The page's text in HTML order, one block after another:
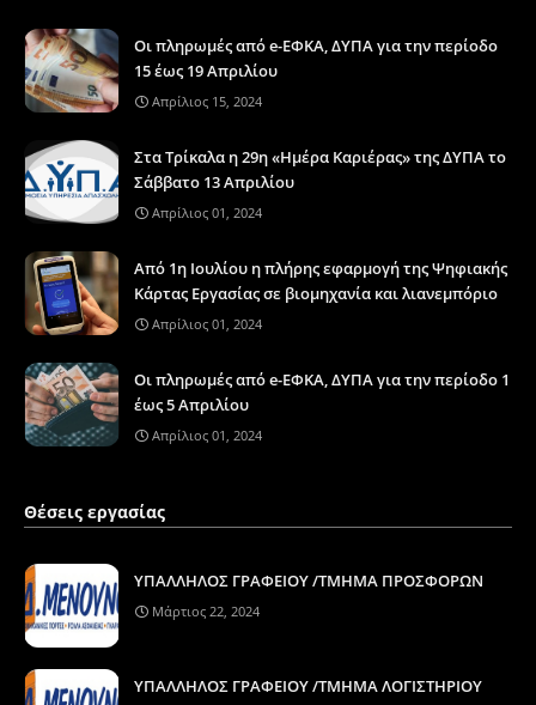
Οι πληρωμές από e-ΕΦΚΑ, ΔΥΠΑ για την περίοδο
15 έως 19 Απριλίου
Απρίλιος 15, 2024
Στα Τρίκαλα η 29η «Ημέρα Καριέρας» της ΔΥΠΑ το
Σάββατο 13 Απριλίου
Απρίλιος 01, 2024
Από 1η Ιουλίου η πλήρης εφαρμογή της Ψηφιακής
Κάρτας Εργασίας σε βιομηχανία και λιανεμπόριο
Απρίλιος 01, 2024
Οι πληρωμές από e-ΕΦΚΑ, ΔΥΠΑ για την περίοδο 1
έως 5 Απριλίου
Απρίλιος 01, 2024
Θέσεις εργασίας
ΥΠΑΛΛΗΛΟΣ ΓΡΑΦΕΙΟΥ /ΤΜΗΜΑ ΠΡΟΣΦΟΡΩΝ
Μάρτιος 22, 2024
ΥΠΑΛΛΗΛΟΣ ΓΡΑΦΕΙΟΥ /ΤΜΗΜΑ ΛΟΓΙΣΤΗΡΙΟΥ